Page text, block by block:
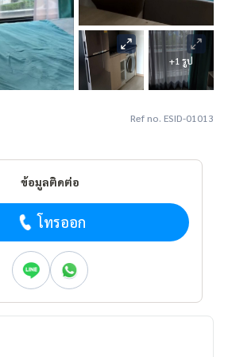
+1 รูป
Ref no. ESID-01013
ข้อมูลติดต่อ
โทรออก